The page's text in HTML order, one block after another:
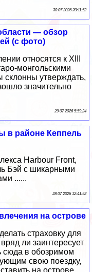
30 07 2026 20:11:52
— обзор
(с фото)
относятся к XIII
монгольскими
утверждать,
значительно
29 07 2026 5:59:24
в районе Кеппель
Harbour Front,
Бэй с шикарными
......
28 07 2026 12:41:52
на острове
страховку для
ли заинтересует
сюда в обозримом
свою поездку,